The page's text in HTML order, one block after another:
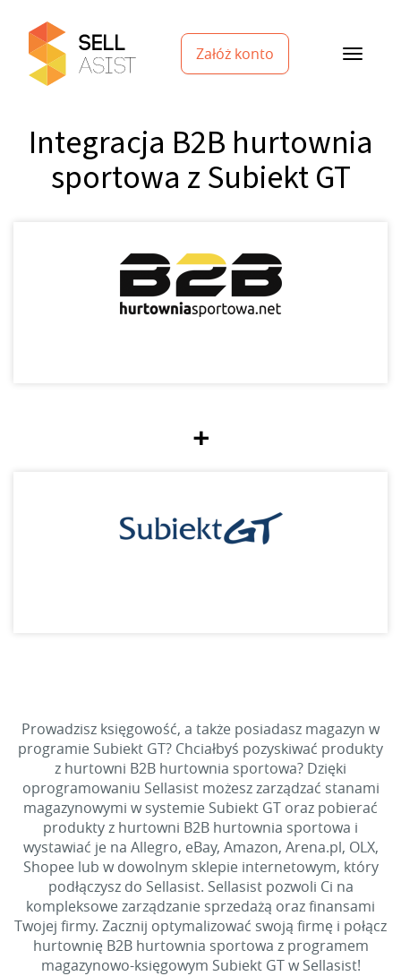
Załóż konto
Integracja B2B hurtownia
sportowa z Subiekt GT
+
Prowadzisz księgowość, a także posiadasz magazyn w
programie Subiekt GT? Chciałbyś pozyskiwać produkty
z hurtowni B2B hurtownia sportowa? Dzięki
oprogramowaniu Sellasist możesz zarządzać stanami
magazynowymi w systemie Subiekt GT oraz pobierać
produkty z hurtowni B2B hurtownia sportowa i
wystawiać je na Allegro, eBay, Amazon, Arena.pl, OLX,
Shopee lub w dowolnym sklepie internetowym, który
podłączysz do Sellasist. Sellasist pozwoli Ci na
kompleksowe zarządzanie sprzedażą oraz finansami
Twojej firmy. Zacznij optymalizować swoją firmę i połącz
hurtownię B2B hurtownia sportowa z programem
magazynowo-księgowym Subiekt GT w Sellasist!